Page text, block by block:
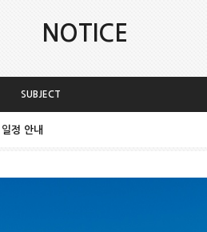
NOTICE
SUBJECT
정 안내